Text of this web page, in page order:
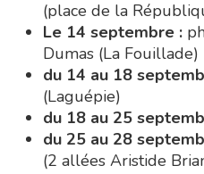
(2 allées Aristide
Du 28 septembre
Charignon-Dumas (La
du 2 au 9 octobre :
Saint-Jacques)
du 9 au 12 octobre:
Marcellin-Fabre)
Le 12 octobre :